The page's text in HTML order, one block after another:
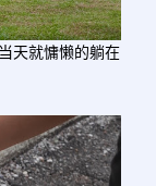
天就慵懒的躺在